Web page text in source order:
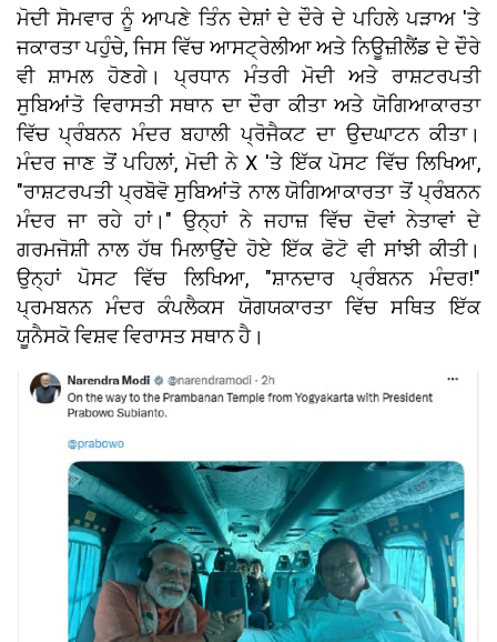
ਮੋਦੀ ਸੋਮਵਾਰ ਨੂੰ ਆਪਣੇ ਤਿੰਨ ਦੇਸ਼ਾਂ ਦੇ ਦੌਰੇ ਦੇ ਪਹਿਲੇ ਪੜਾਅ 'ਤੇ
ਜਕਾਰਤਾ ਪਹੁੰਚੇ, ਜਿਸ ਵਿੱਚ ਆਸਟ੍ਰੇਲੀਆ ਅਤੇ ਨਿਊਜ਼ੀਲੈਂਡ ਦੇ ਦੌਰੇ
ਵੀ ਸ਼ਾਮਲ ਹੋਣਗੇ। ਪ੍ਰਧਾਨ ਮੰਤਰੀ ਮੋਦੀ ਅਤੇ ਰਾਸ਼ਟਰਪਤੀ
ਸੁਬਿਆਂਤੋ ਵਿਰਾਸਤੀ ਸਥਾਨ ਦਾ ਦੌਰਾ ਕੀਤਾ ਅਤੇ ਯੋਗਿਆਕਾਰਤਾ
ਵਿੱਚ ਪ੍ਰੰਬਨਨ ਮੰਦਰ ਬਹਾਲੀ ਪ੍ਰੋਜੈਕਟ ਦਾ ਉਦਘਾਟਨ ਕੀਤਾ।
ਮੰਦਰ ਜਾਣ ਤੋਂ ਪਹਿਲਾਂ, ਮੋਦੀ ਨੇ X 'ਤੇ ਇੱਕ ਪੋਸਟ ਵਿੱਚ ਲਿਖਿਆ,
"ਰਾਸ਼ਟਰਪਤੀ ਪ੍ਰਬੋਵੋ ਸੁਬਿਆਂਤੋ ਨਾਲ ਯੋਗਿਆਕਾਰਤਾ ਤੋਂ ਪ੍ਰੰਬਨਨ
ਮੰਦਰ ਜਾ ਰਹੇ ਹਾਂ।" ਉਨ੍ਹਾਂ ਨੇ ਜਹਾਜ਼ ਵਿੱਚ ਦੋਵਾਂ ਨੇਤਾਵਾਂ ਦੇ
ਗਰਮਜੋਸ਼ੀ ਨਾਲ ਹੱਥ ਮਿਲਾਉਂਦੇ ਹੋਏ ਇੱਕ ਫੋਟੋ ਵੀ ਸਾਂਝੀ ਕੀਤੀ।
ਉਨ੍ਹਾਂ ਪੋਸਟ ਵਿੱਚ ਲਿਖਿਆ, "ਸ਼ਾਨਦਾਰ ਪ੍ਰੰਬਨਨ ਮੰਦਰ!"
ਪ੍ਰਮਬਨਨ ਮੰਦਰ ਕੰਪਲੈਕਸ ਯੋਗਯਕਾਰਤਾ ਵਿੱਚ ਸਥਿਤ ਇੱਕ
ਯੂਨੈਸਕੋ ਵਿਸ਼ਵ ਵਿਰਾਸਤ ਸਥਾਨ ਹੈ।